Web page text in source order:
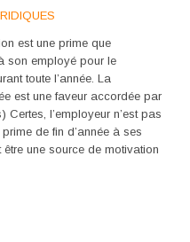
est une prime que
son employé pour le
toute l’année. La
est une faveur accordée par
l’employeur n’est pas
de fin d’année à ses
une source de motivation